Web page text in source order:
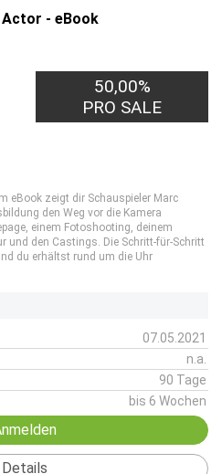
Actor - eBook
50,00%
PRO SALE
eBook zeigt dir Schauspieler Marc
den Weg vor die Kamera
einem Fotoshooting, deinem
und den Castings. Die Schritt-für-Schritt
du erhältst rund um die Uhr
07.05.2021
n.a.
90 Tage
bis 6 Wochen
Details